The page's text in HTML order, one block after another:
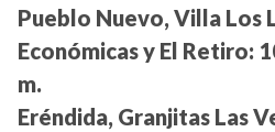
Pueblo Nuevo, Villa Los
Económicas y El Retiro:
m.
Eréndida, Granjitas Las